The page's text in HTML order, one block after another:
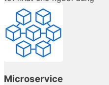
Microservice